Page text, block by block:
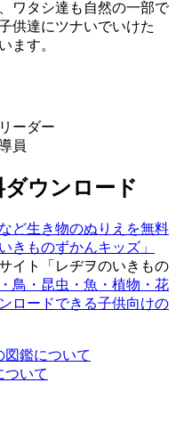
ワタシ達も自然の一部で
供達にツナいでいけた
ます。
ーダー
員
ウンロード
イト「レヂヲのいきもの
鳥・昆虫・魚・植物・花
ロードできる子供向けの
図鑑について
ついて